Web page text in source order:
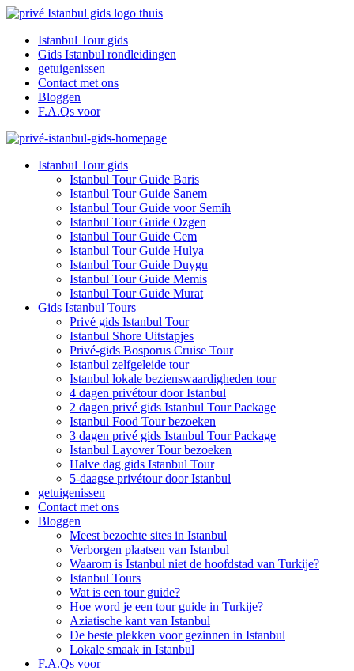
Istanbul Tour gids
Gids Istanbul rondleidingen
getuigenissen
Contact met ons
Bloggen
F.A.Qs voor
Istanbul Tour gids
Istanbul Tour Guide Baris
Istanbul Tour Guide Sanem
Istanbul Tour Guide voor Semih
Istanbul Tour Guide Ozgen
Istanbul Tour Guide Cem
Istanbul Tour Guide Hulya
Istanbul Tour Guide Duygu
Istanbul Tour Guide Memis
Istanbul Tour Guide Murat
Gids Istanbul Tours
Privé gids Istanbul Tour
Istanbul Shore Uitstapjes
Privé-gids Bosporus Cruise Tour
Istanbul zelfgeleide tour
Istanbul lokale bezienswaardigheden tour
4 dagen privétour door Istanbul
2 dagen privé gids Istanbul Tour Package
Istanbul Food Tour bezoeken
3 dagen privé gids Istanbul Tour Package
Istanbul Layover Tour bezoeken
Halve dag gids Istanbul Tour
5-daagse privétour door Istanbul
getuigenissen
Contact met ons
Bloggen
Meest bezochte sites in Istanbul
Verborgen plaatsen van Istanbul
Waarom is Istanbul niet de hoofdstad van Turkije?
Istanbul Tours
Wat is een tour guide?
Hoe word je een tour guide in Turkije?
Aziatische kant van Istanbul
De beste plekken voor gezinnen in Istanbul
Lokale smaak in Istanbul
F.A.Qs voor